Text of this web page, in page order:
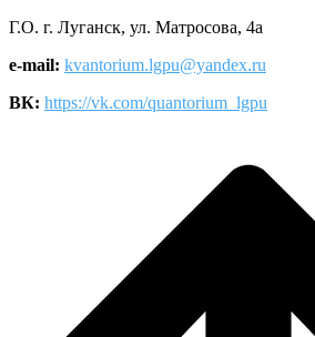
Г.О. г. Луганск, ул. Матросова, 4а
e-mail: kvantorium.lgpu@yandex.ru
ВК: https://vk.com/quantorium_lgpu